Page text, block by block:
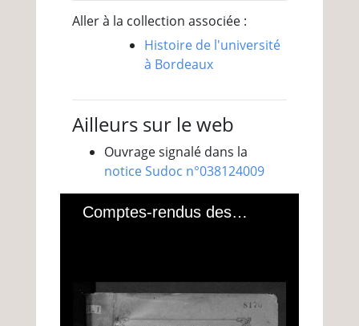
Aller à la collection associée :
Histoire de l'université
à Bordeaux
Ailleurs sur le web
Ouvrage signalé dans la
notice Sudoc n°038124009